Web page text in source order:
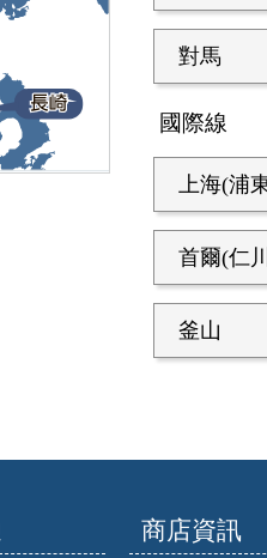
對馬
國際線
上海(浦
首爾(仁
釜山
商店資訊